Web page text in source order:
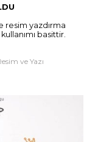
resim yazdırma
basittir.
ve Yazı